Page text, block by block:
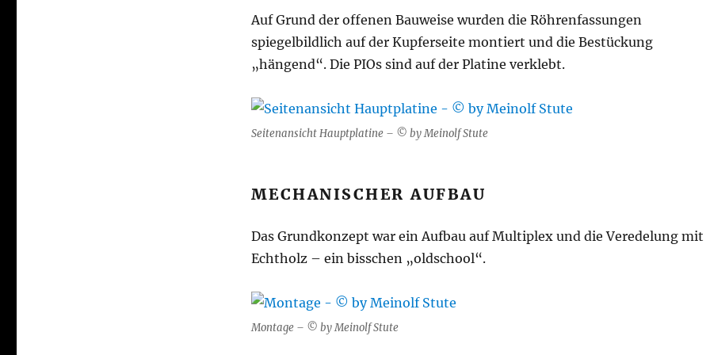
Auf Grund der offenen Bauweise wurden die Röhrenfassungen
spiegelbildlich auf der Kupferseite montiert und die Bestückung
„hängend“. Die PIOs sind auf der Platine verklebt.
Seitenansicht Hauptplatine – © by Meinolf Stute
MECHANISCHER AUFBAU
Das Grundkonzept war ein Aufbau auf Multiplex und die Veredelung mit
Echtholz – ein bisschen „oldschool“.
Montage – © by Meinolf Stute